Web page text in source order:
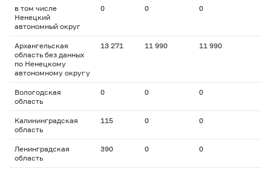
в том числе
Ненецкий
автономный округ
0 0 0
Архангельская
область без данных
по Ненецкому
автономному округу
13 271 11 990 11 990
Вологодская
область
0 0 0
Калининградская
область
115 0 0
Ленинградская
область
390 0 0